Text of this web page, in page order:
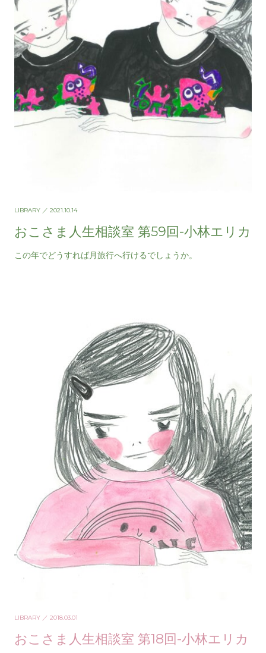
LIBRARY ／ 2021.10.14
おこさま人生相談室 第59回-小林エリカ
この年でどうすれば月旅行へ行けるでしょうか。
LIBRARY ／ 2018.03.01
おこさま人生相談室 第18回-小林エリカ